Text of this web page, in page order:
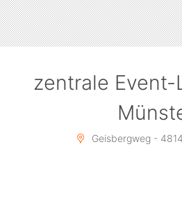
zentrale
Geisbergweg -